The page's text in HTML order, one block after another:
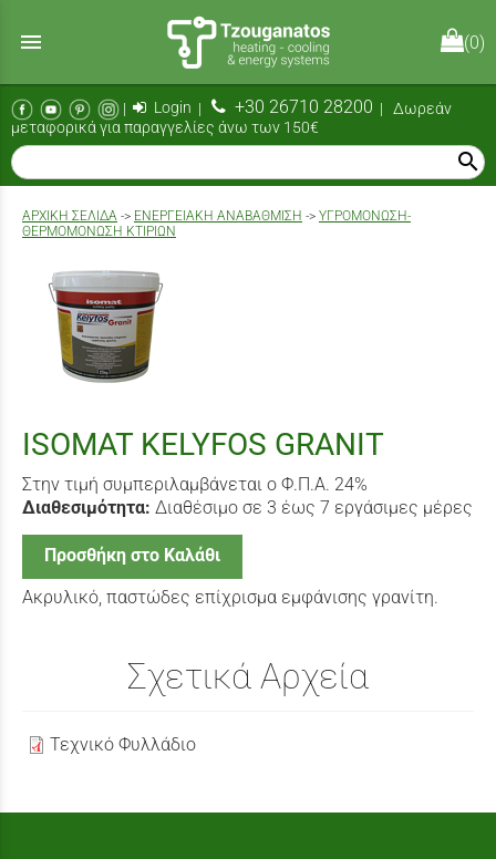
menu (0)
| Login | +30 26710 28200 | Δωρεάν
μεταφορικά για παραγγελίες άνω των 150€
search
AΡΧΙΚΉ ΣΕΛΊΔΑ -> ΕΝΕΡΓΕΙΑΚΗ ΑΝΑΒΑΘΜΙΣΗ -> ΥΓΡΟΜΌΝΩΣΗ-
ΘΕΡΜΟΜΌΝΩΣΗ ΚΤΙΡΊΩΝ
ISOMAT KELYFOS GRANIT
Στην τιμή συμπεριλαμβάνεται ο Φ.Π.Α. 24%
Διαθεσιμότητα: Διαθέσιμο σε 3 έως 7 εργάσιμες μέρες
Προσθήκη στο Καλάθι
Aκρυλικό, παστώδες επίχρισμα εμφάνισης γρανίτη.
Σχετικά Αρχεία
Τεχνικό Φυλλάδιο